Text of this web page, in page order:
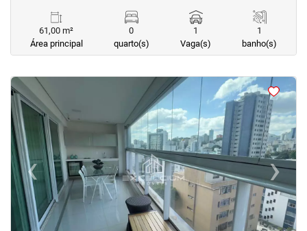
61,00 m²
Área principal
0
quarto(s)
1
Vaga(s)
1
banho(s)
< << <
‹Previous ›Next